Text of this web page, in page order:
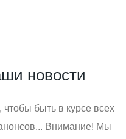
новости
быть в курсе всех
Внимание! Мы